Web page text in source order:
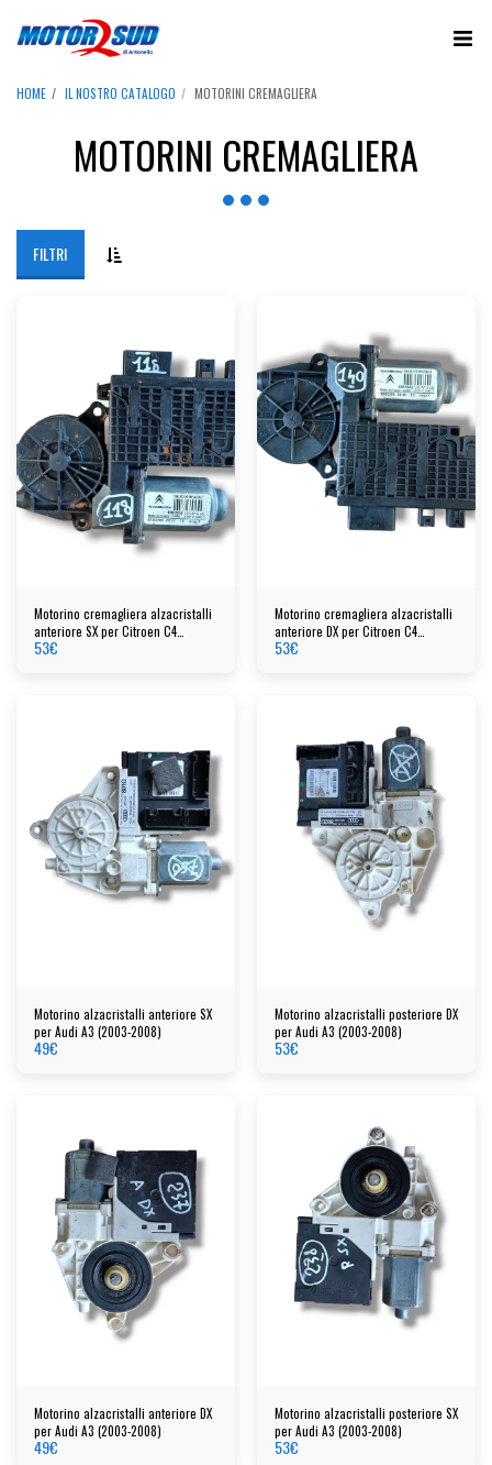
HOME IL NOSTRO CATALOGO MOTORINI CREMAGLIERA
MOTORINI CREMAGLIERA
FILTRI
Motorino cremagliera alzacristalli
anteriore SX per Citroen C4
Picasso
53€
Motorino cremagliera alzacristalli
anteriore DX per Citroen C4
Picasso
53€
Motorino alzacristalli anteriore SX
per Audi A3 (2003-2008)
49€
Motorino alzacristalli posteriore DX
per Audi A3 (2003-2008)
53€
Motorino alzacristalli anteriore DX
per Audi A3 (2003-2008)
49€
Motorino alzacristalli posteriore SX
per Audi A3 (2003-2008)
53€